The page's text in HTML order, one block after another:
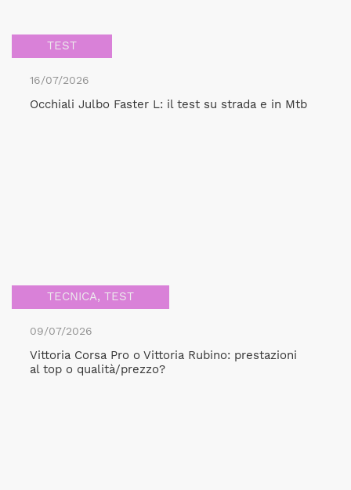
TEST
16/07/2026
Occhiali Julbo Faster L: il test su strada e in Mtb
TECNICA, TEST
09/07/2026
Vittoria Corsa Pro o Vittoria Rubino: prestazioni
al top o qualità/prezzo?